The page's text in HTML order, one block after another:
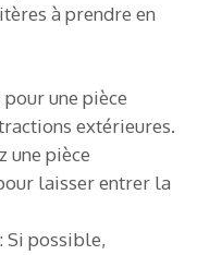
à prendre en
pour une pièce
extérieures.
une pièce
laisser entrer la
: Si possible,